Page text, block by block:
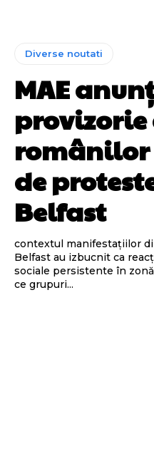
Diverse noutati
MAE
de
Belfast
contextul manifestațiilor
Belfast au izbucnit ca
sociale persistente în
ce grupuri...